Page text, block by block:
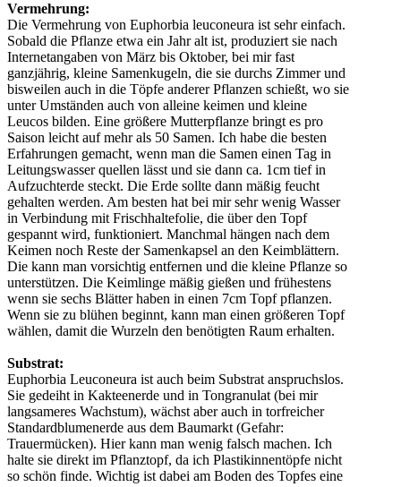
Vermehrung:
Die Vermehrung von Euphorbia leuconeura ist sehr einfach.
Sobald die Pflanze etwa ein Jahr alt ist, produziert sie nach
Internetangaben von März bis Oktober, bei mir fast
ganzjährig, kleine Samenkugeln, die sie durchs Zimmer und
bisweilen auch in die Töpfe anderer Pflanzen schießt, wo sie
unter Umständen auch von alleine keimen und kleine
Leucos bilden. Eine größere Mutterpflanze bringt es pro
Saison leicht auf mehr als 50 Samen. Ich habe die besten
Erfahrungen gemacht, wenn man die Samen einen Tag in
Leitungswasser quellen lässt und sie dann ca. 1cm tief in
Aufzuchterde steckt. Die Erde sollte dann mäßig feucht
gehalten werden. Am besten hat bei mir sehr wenig Wasser
in Verbindung mit Frischhaltefolie, die über den Topf
gespannt wird, funktioniert. Manchmal hängen nach dem
Keimen noch Reste der Samenkapsel an den Keimblättern.
Die kann man vorsichtig entfernen und die kleine Pflanze so
unterstützen. Die Keimlinge mäßig gießen und frühestens
wenn sie sechs Blätter haben in einen 7cm Topf pflanzen.
Wenn sie zu blühen beginnt, kann man einen größeren Topf
wählen, damit die Wurzeln den benötigten Raum erhalten.
Substrat:
Euphorbia Leuconeura ist auch beim Substrat anspruchslos.
Sie gedeiht in Kakteenerde und in Tongranulat (bei mir
langsameres Wachstum), wächst aber auch in torfreicher
Standardblumenerde aus dem Baumarkt (Gefahr:
Trauermücken). Hier kann man wenig falsch machen. Ich
halte sie direkt im Pflanztopf, da ich Plastikinnentöpfe nicht
so schön finde. Wichtig ist dabei am Boden des Topfes eine